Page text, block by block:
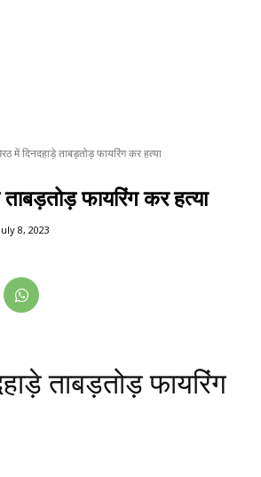
में दिनदहाड़े ताबड़तोड़ फायरिंग कर हत्या
फायरिंग कर हत्या
July 8, 2023
ताबड़तोड़ फायरिंग